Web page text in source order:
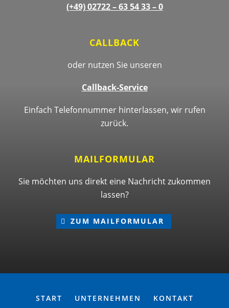
(+49) 02722 –63 54 33 – 0
CALLBACK
oder nutzen Sie unseren
Callback-Service
Einfach Telefonnummer hinterlassen, wir rufen
zurück.
MAILFORMULAR
Sie möchten uns direkt eine Nachricht zukommen
lassen?
ZUM MAILFORMULAR
START UNTERNEHMEN KONTAKT